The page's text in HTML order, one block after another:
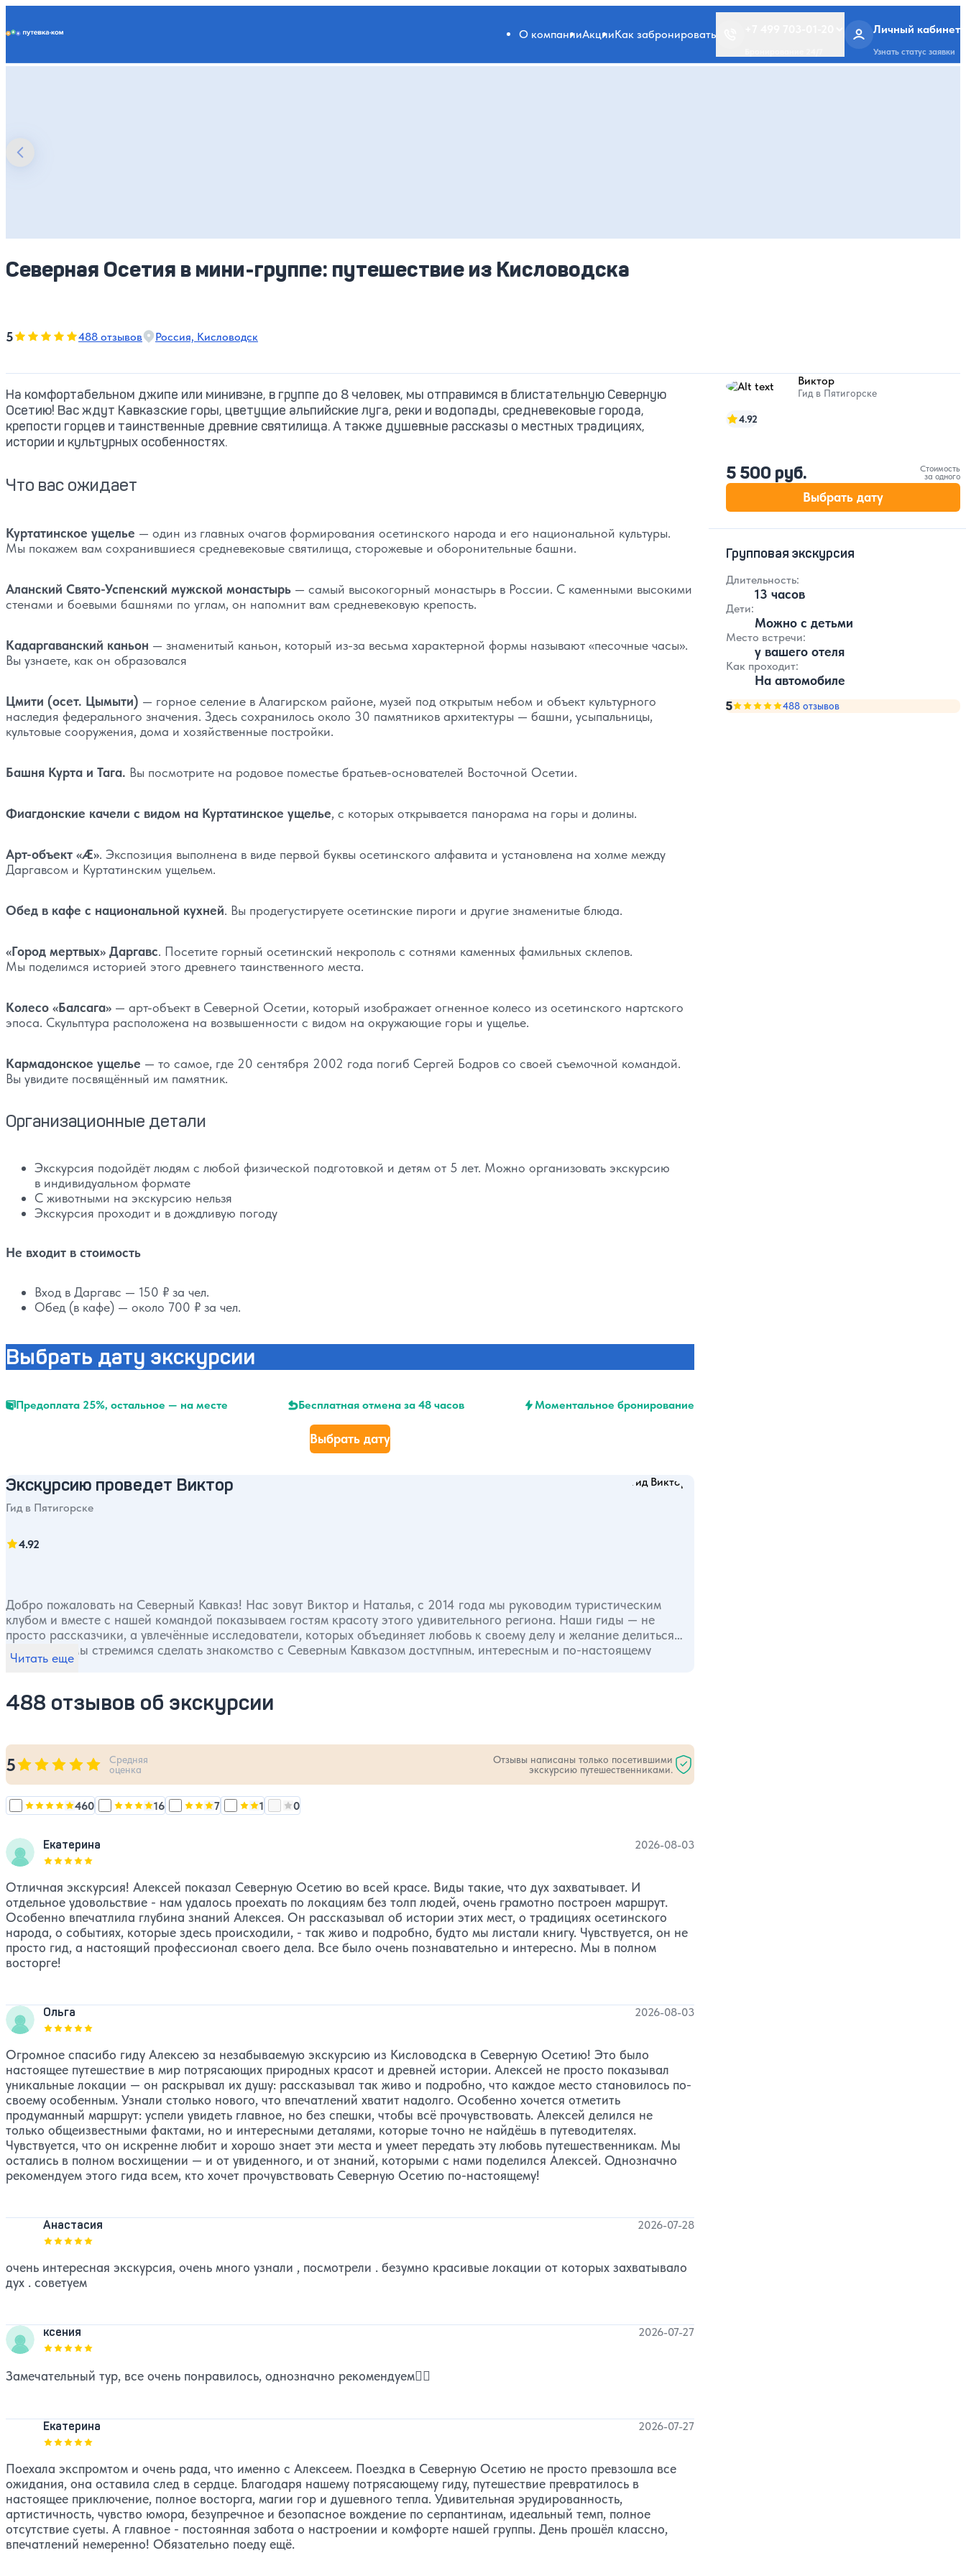
О компанииАкцииКак забронировать Личный кабинет
Узнать статус заявки
Северная Осетия в мини-группе: путешествие из Кисловодска
5Оценка, количество звезд:5
488 отзывов Россия, Кисловодск
На комфортабельном джипе или минивэне, в группе до 8 человек, мы отправимся в блистательную Северную
Осетию! Вас ждут Кавказские горы, цветущие альпийские луга, реки и водопады, средневековые города,
крепости горцев и таинственные древние святилища. А также душевные рассказы о местных традициях,
истории и культурных особенностях.
Виктор
Гид в Пятигорске
4.92
5 500 руб. Стоимость
за одного
Выбрать дату
Групповая экскурсия
Длительность:
13 часов
Дети:
Можно с детьми
Место встречи:
у вашего отеля
Как проходит:
На автомобиле
5Оценка, количество звезд:
488 отзывов
Что вас ожидает
Куртатинское ущелье — один из главных очагов формирования осетинского народа и его национальной культуры.
Мы покажем вам сохранившиеся средневековые святилища, сторожевые и оборонительные башни.
Аланский Свято-Успенский мужской монастырь — самый высокогорный монастырь в России. С каменными высокими
стенами и боевыми башнями по углам, он напомнит вам средневековую крепость.
Кадаргаванский каньон — знаменитый каньон, который из-за весьма характерной формы называют «песочные часы».
Вы узнаете, как он образовался
Цмити (осет. Цымыти) — горное селение в Алагирском районе, музей под открытым небом и объект культурного
наследия федерального значения. Здесь сохранилось около 30 памятников архитектуры — башни, усыпальницы,
культовые сооружения, дома и хозяйственные постройки.
Башня Курта и Тага. Вы посмотрите на родовое поместье братьев-основателей Восточной Осетии.
Фиагдонские качели с видом на Куртатинское ущелье, с которых открывается панорама на горы и долины.
Арт-объект «Æ». Экспозиция выполнена в виде первой буквы осетинского алфавита и установлена на холме между
Даргавсом и Куртатинским ущельем.
Обед в кафе с национальной кухней. Вы продегустируете осетинские пироги и другие знаменитые блюда.
«Город мертвых» Даргавс. Посетите горный осетинский некрополь с сотнями каменных фамильных склепов.
Мы поделимся историей этого древнего таинственного места.
Колесо «Балсага» — арт-объект в Северной Осетии, который изображает огненное колесо из осетинского нартского
эпоса. Скульптура расположена на возвышенности с видом на окружающие горы и ущелье.
Кармадонское ущелье — то самое, где 20 сентября 2002 года погиб Сергей Бодров со своей съемочной командой.
Вы увидите посвящённый им памятник.
Организационные детали
Экскурсия подойдёт людям с любой физической подготовкой и детям от 5 лет. Можно организовать экскурсию
в индивидуальном формате
С животными на экскурсию нельзя
Экскурсия проходит и в дождливую погоду
Не входит в стоимость
Вход в Даргавс — 150 ₽ за чел.
Обед (в кафе) — около 700 ₽ за чел.
Выбрать дату экскурсии
Предоплата 25%, остальное — на месте Бесплатная отмена за 48 часов Моментальное бронирование
Выбрать дату
Экскурсию проведет Виктор
Гид в Пятигорске
4.92
Добро пожаловать на Северный Кавказ! Нас зовут Виктор и Наталья, с 2014 года мы руководим туристическим
клубом и вместе с нашей командой показываем гостям красоту этого удивительного региона. Наши гиды — не
просто рассказчики, а увлечённые исследователи, которых объединяет любовь к своему делу и желание делиться
знаниями. Мы стремимся сделать знакомство с Северным Кавказом доступным, интересным и по-настоящему
увлекательным. Наши экскурсии — это живой диалог, благодаря которому гости не только любуются природой, но и
рассказами о людях и событиях, которые сформировали Кавказ. Мы не проводим шаблонные туры: учитываем
интересы гостей, гибко подстраиваем маршрут и уделяем большое внимание безопасности и комфорту. Для нас
Читать еще
488 отзывов об экскурсии
5Оценка, количество звезд:
Средняя
оценка
Отзывы написаны только посетившими
экскурсию путешественниками.
Оценка, количество звезд: 5
460 Оценка, количество звезд:4
16 Оценка, количество звезд:
7 Оценка, количество звезд:
1 Оценка, количество звезд:
0
Екатерина
Оценка, количество звезд:
2026-08-03
Отличная экскурсия! Алексей показал Северную Осетию во всей красе. Виды такие, что дух захватывает. И
отдельное удовольствие - нам удалось проехать по локациям без толп людей, очень грамотно построен маршрут.
Особенно впечатлила глубина знаний Алексея. Он рассказывал об истории этих мест, о традициях осетинского
народа, о событиях, которые здесь происходили, - так живо и подробно, будто мы листали книгу. Чувствуется, он не
просто гид, а настоящий профессионал своего дела. Все было очень познавательно и интересно. Мы в полном
восторге!
Ольга
Оценка, количество звезд:
2026-08-03
Огромное спасибо гиду Алексею за незабываемую экскурсию из Кисловодска в Северную Осетию! Это было
настоящее путешествие в мир потрясающих природных красот и древней истории. Алексей не просто показывал
уникальные локации — он раскрывал их душу: рассказывал так живо и подробно, что каждое место становилось по-
своему особенным. Узнали столько нового, что впечатлений хватит надолго. Особенно хочется отметить
продуманный маршрут: успели увидеть главное, но без спешки, чтобы всё прочувствовать. Алексей делился не
только общеизвестными фактами, но и интересными деталями, которые точно не найдёшь в путеводителях.
Чувствуется, что он искренне любит и хорошо знает эти места и умеет передать эту любовь путешественникам. Мы
остались в полном восхищении — и от увиденного, и от знаний, которыми с нами поделился Алексей. Однозначно
рекомендуем этого гида всем, кто хочет прочувствовать Северную Осетию по-настоящему!
Анастасия
Оценка, количество звезд:
2026-07-28
очень интересная экскурсия, очень много узнали , посмотрели . безумно красивые локации от которых захватывало
дух . советуем
ксения
Оценка, количество звезд:
2026-07-27
Замечательный тур, все очень понравилось, однозначно рекомендуем👍🏼
Екатерина
Оценка, количество звезд:
2026-07-27
Поехала экспромтом и очень рада, что именно с Алексеем. Поездка в Северную Осетию не просто превзошла все
ожидания, она оставила след в сердце. Благодаря нашему потрясающему гиду, путешествие превратилось в
настоящее приключение, полное восторга, магии гор и душевного тепла. Удивительная эрудированность,
артистичность, чувство юмора, безупречное и безопасное вождение по серпантинам, идеальный темп, полное
отсутствие суеты. А главное - постоянная забота о настроении и комфорте нашей группы. День прошёл классно,
впечатлений немеренно! Обязательно поеду ещё.